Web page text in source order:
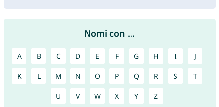
Nomi con ...
A B C D E F G H I J
K L M N O P Q R S T
U V W X Y Z